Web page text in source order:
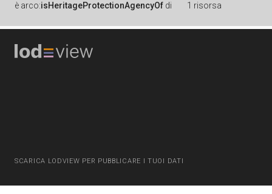
è arco:isHeritageProtectionAgencyOf di 1 risorsa
SCARICA LODVIEW PER PUBBLICARE I TUOI DATI